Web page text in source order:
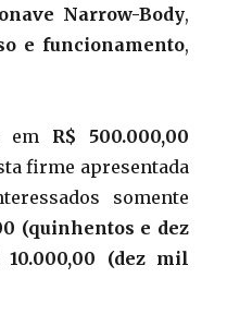
Narrow-Body,
e funcionamento,
em R$ 500.000,00
firme apresentada
somente
(quinhentos e dez
10.000,00 (dez mil